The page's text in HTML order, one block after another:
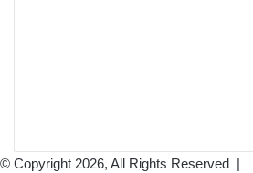
© Copyright 2026, All Rights Reserved |